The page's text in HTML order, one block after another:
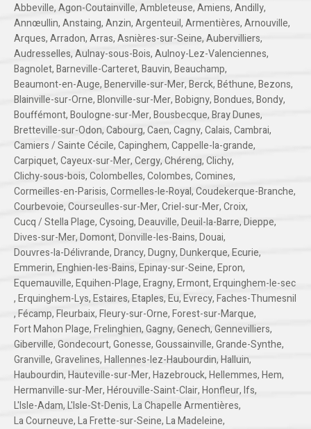
Abbeville,Agon-Coutainville,Ambleteuse,Amiens,Andilly,
Annœullin,Anstaing,Anzin,Argenteuil,Armentières,Arnouville,
Arques,Arradon,Arras,Asnières-sur-Seine,Aubervilliers,
Audresselles,Aulnay-sous-Bois,Aulnoy-Lez-Valenciennes,
Bagnolet,Barneville-Carteret,Bauvin,Beauchamp,
Beaumont-en-Auge,Benerville-sur-Mer,Berck,Béthune,Bezons,
Blainville-sur-Orne,Blonville-sur-Mer,Bobigny,Bondues,Bondy,
Bouffémont,Boulogne-sur-Mer,Bousbecque,Bray Dunes,
Bretteville-sur-Odon,Cabourg,Caen,Cagny,Calais,Cambrai,
Camiers / Sainte Cécile,Capinghem,Cappelle-la-grande,
Carpiquet,Cayeux-sur-Mer,Cergy,Chéreng,Clichy,
Clichy-sous-bois,Colombelles,Colombes,Comines,
Cormeilles-en-Parisis,Cormelles-le-Royal,Coudekerque-Branche,
Courbevoie,Courseulles-sur-Mer,Criel-sur-Mer,Croix,
Cucq / Stella Plage,Cysoing,Deauville,Deuil-la-Barre,Dieppe,
Dives-sur-Mer,Domont,Donville-les-Bains,Douai,
Douvres-la-Délivrande,Drancy,Dugny,Dunkerque,Ecurie,
Emmerin,Enghien-les-Bains,Epinay-sur-Seine,Epron,
Equemauville,Equihen-Plage,Eragny,Ermont,Erquinghem-le-sec
,Erquinghem-Lys,Estaires,Etaples,Eu,Evrecy,Faches-Thumesnil
,Fécamp,Fleurbaix,Fleury-sur-Orne,Forest-sur-Marque,
Fort Mahon Plage,Frelinghien,Gagny,Genech,Gennevilliers,
Giberville,Gondecourt,Gonesse,Goussainville,Grande-Synthe,
Granville,Gravelines,Hallennes-lez-Haubourdin,Halluin,
Haubourdin,Hauteville-sur-Mer,Hazebrouck,Hellemmes,Hem,
Hermanville-sur-Mer,Hérouville-Saint-Clair,Honfleur,Ifs,
L'Isle-Adam,L'Isle-St-Denis,La Chapelle Armentières,
La Courneuve,La Frette-sur-Seine,La Madeleine,